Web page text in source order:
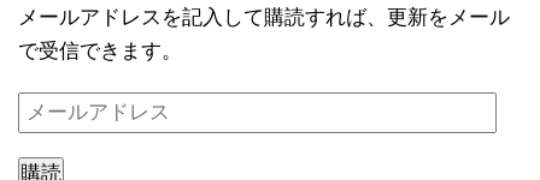
メールアドレスを記入して購読すれば、更新をメール
で受信できます。
メ